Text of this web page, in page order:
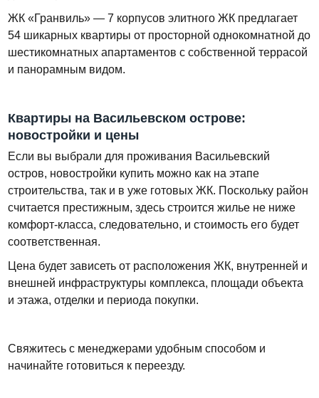
ЖК «Гранвиль» — 7 корпусов элитного ЖК предлагает
54 шикарных квартиры от просторной однокомнатной до
шестикомнатных апартаментов с собственной террасой
и панорамным видом.
Квартиры на Васильевском острове:
новостройки и цены
Если вы выбрали для проживания Васильевский
остров, новостройки купить можно как на этапе
строительства, так и в уже готовых ЖК. Поскольку район
считается престижным, здесь строится жилье не ниже
комфорт-класса, следовательно, и стоимость его будет
соответственная.
Цена будет зависеть от расположения ЖК, внутренней и
внешней инфраструктуры комплекса, площади объекта
и этажа, отделки и периода покупки.
Свяжитесь с менеджерами удобным способом и
начинайте готовиться к переезду.